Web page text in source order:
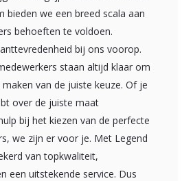
bieden we een breed scala aan
behoeften te voldoen.
bij ons voorop.
staan altijd klaar om
van de juiste keuze. Of je
over de juiste maat
bij het kiezen van de perfecte
we zijn er voor je. Met Legend
van topkwaliteit,
een uitstekende service. Dus